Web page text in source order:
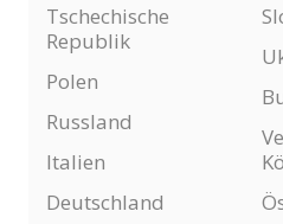
Tschechische
Republik
Polen
Russland
Italien
Deutschland